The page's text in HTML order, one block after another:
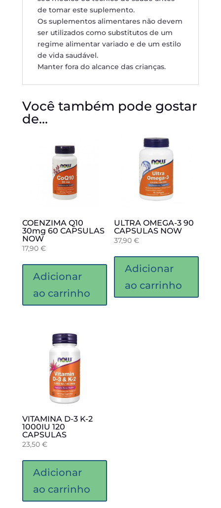
de tomar este suplemento.
Os suplementos alimentares não devem
ser utilizados como substitutos de um
regime alimentar variado e de um estilo
de vida saudável.
Manter fora do alcance das crianças.
Você também pode gostar
de…
COENZIMA Q10
30mg 60 CAPSULAS
NOW
17,90 €
Adicionar
ao carrinho
ULTRA OMEGA-3 90
CAPSULAS NOW
37,90€
Adicionar
ao carrinho
VITAMINA D-3 K-2
1000IU 120
CAPSULAS
23,50 €
Adicionar
ao carrinho